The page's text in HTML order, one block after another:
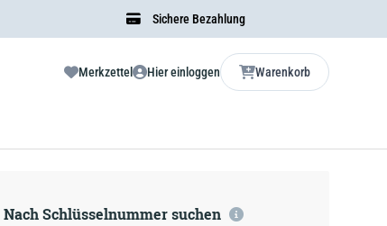
Sichere Bezahlung
Merkzettel Hier einloggen Warenkorb
Nach Schlüsselnummer suchen